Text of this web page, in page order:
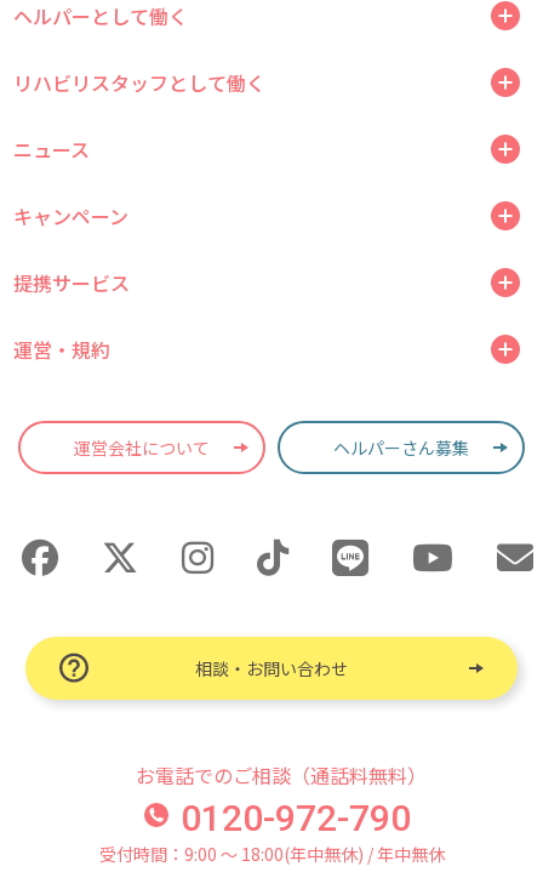
ヘルパーとして働く
リハビリスタッフとして働く
ニュース
キャンペーン
提携サービス
運営・規約
運営会社について ヘルパーさん募集
相談・お問い合わせ
お電話でのご相談（通話料無料）
0120-972-790
受付時間：9:00 〜 18:00(年中無休) / 年中無休